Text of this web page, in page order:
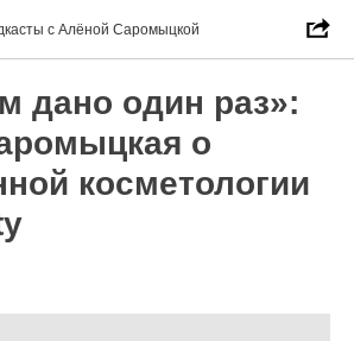
с Алёной Саромыцкой
дано один раз»:
о
косметологии